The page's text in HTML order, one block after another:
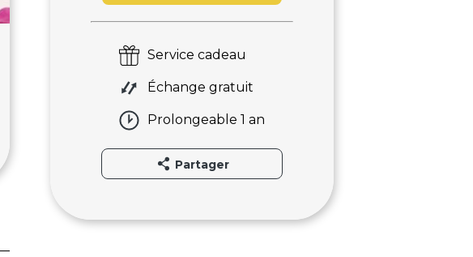
Service cadeau
Échange gratuit
Prolongeable 1 an
Partager